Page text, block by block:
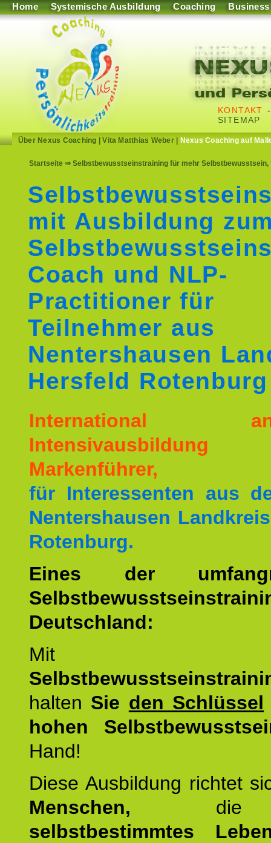
Home Systemische Ausbildung Coaching Business
KONTAKT
SITEMAP
Über Nexus Coaching |Vita Matthias Weber| Nexus Coaching auf
Startseite ⇒ Selbstbewusstseinstraining für mehr
mit Ausbildung
Coach und NLP-
Practitioner für
Teilnehmer aus
Nentershausen
Hersfeld Rotenburg
International
Markenführer,
für Interessenten aus
Nentershausen
Rotenburg.
Eines der
Deutschland:
Mit
halten Sie den Schlüssel
hohen
Hand!
Diese Ausbildung richtet
Menschen,
selbstbestimmtes